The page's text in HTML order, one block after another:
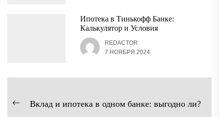
Ипотека в Тинькофф Банке:
Калькулятор и Условия
REDACTOR
7 НОЯБРЯ 2024
Навигация
Предыдущая
Вклад и ипотека в одном банке: выгодно ли?